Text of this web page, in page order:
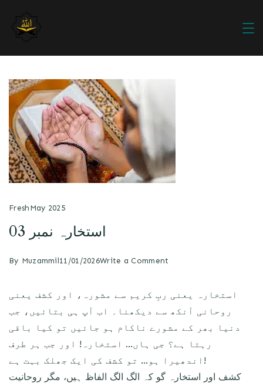
FreshMay 2025
استخارہ نمبر 03
By Muzammil11/01/2026Write a Comment
استخارہ یعنی ربِ کریم سے مشورہ، اور کشف یعنی
روحانی آنکھ سے دیکھنا۔ اب آپ ہی بتائیں، جب
دنیا بھر کے مشورے ناکام ہو جائیں تو کیا باقی
رہتا ہے؟ جی ہاں… استخارہ! اور جب ہر طرف
اندھیرا ہو… تو کشف کی ایک جھلک بہت ہے!
کشف اور استخارہ گو کہ الگ الگ الفاظ ہیں، مگر روحانیت